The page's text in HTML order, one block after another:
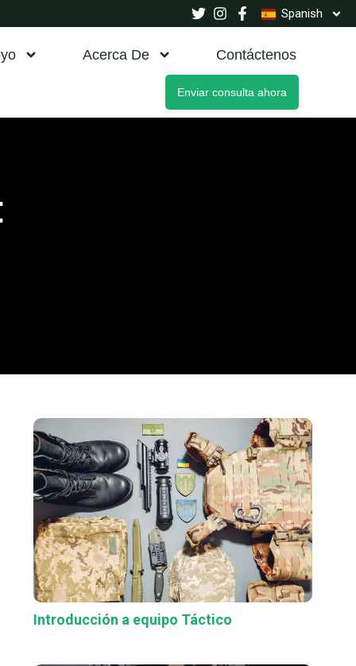
Spanish
Acerca De Contáctenos
Enviar consulta ahora
Introducción a equipo Táctico